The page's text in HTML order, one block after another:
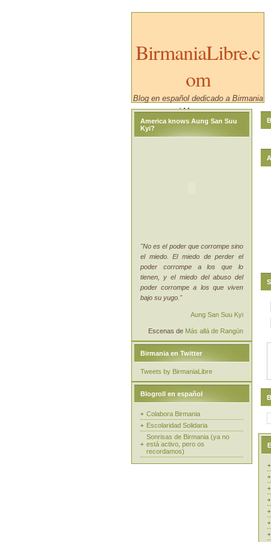
BirmaniaLibre.c
om
Blog en español dedicado a Birmania
/ Myanmar.
America knows Aung San Suu
Kyi?
"No es el poder que corrompe sino
el miedo. El miedo de perder el
poder corrompe a los que lo
tienen, y el miedo del abuso del
poder corrompe a los que viven
bajo su yugo."
Aung San Suu Kyi
Escenas de Más allá de Rangún
Birmania en Twitter
Tweets by BirmaniaLibre
Blogroll en español
Colabora Birmania
Escolaridad Solidaria
Sonrisas de Birmania (ya no
está activo, pero os
recordamos)